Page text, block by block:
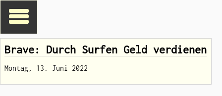
Brave: Durch Surfen Geld verdienen
Montag, 13. Juni 2022